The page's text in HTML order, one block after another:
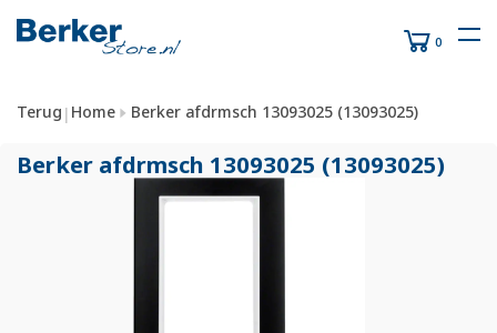
0
Terug | Home Berker afdrmsch 13093025 (13093025)
Berker afdrmsch 13093025 (13093025)